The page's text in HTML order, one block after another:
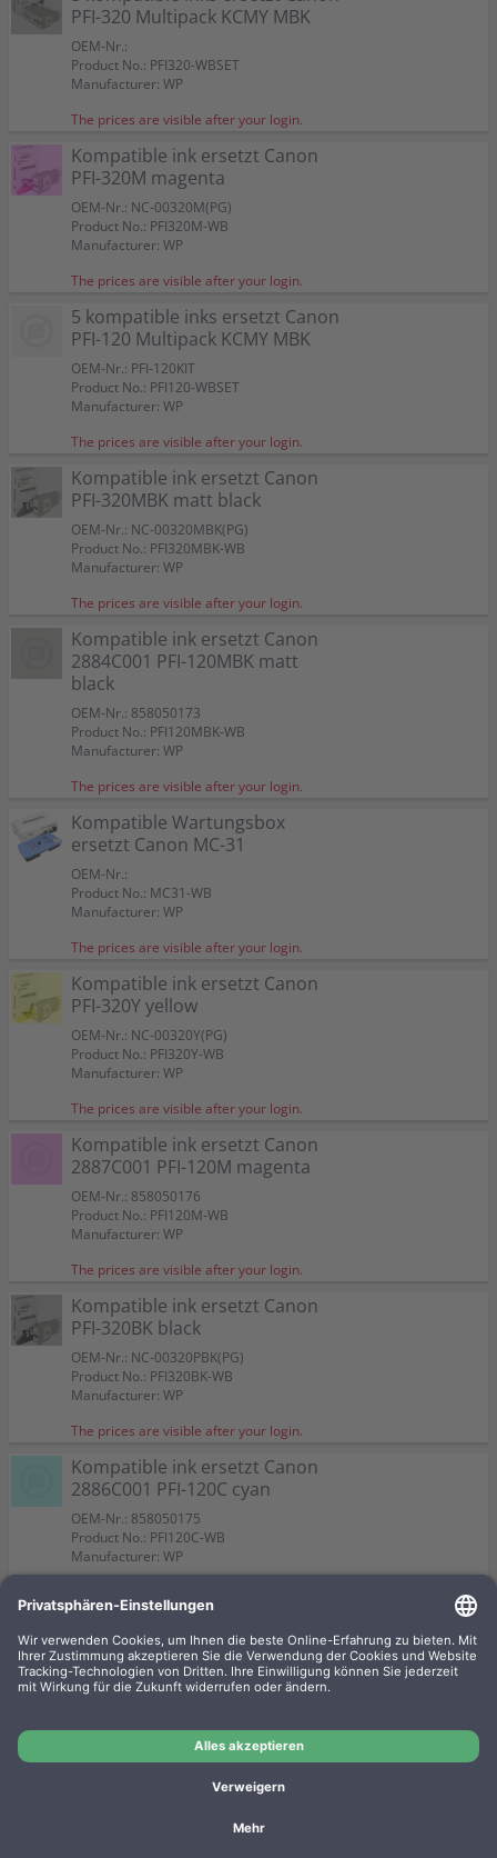
PFI-320 Multipack KCMY MBK
OEM-Nr.:
Product No.: PFI320-WBSET
Manufacturer: WP
The prices are visible after your login.
Kompatible ink ersetzt Canon
PFI-320M magenta
OEM-Nr.: NC-00320M(PG)
Product No.: PFI320M-WB
Manufacturer: WP
The prices are visible after your login.
5 kompatible inks ersetzt Canon
PFI-120 Multipack KCMY MBK
OEM-Nr.: PFI-120KIT
Product No.: PFI120-WBSET
Manufacturer: WP
The prices are visible after your login.
Kompatible ink ersetzt Canon
PFI-320MBK matt black
OEM-Nr.: NC-00320MBK(PG)
Product No.: PFI320MBK-WB
Manufacturer: WP
The prices are visible after your login.
Kompatible ink ersetzt Canon
2884C001 PFI-120MBK matt
black
OEM-Nr.: 858050173
Product No.: PFI120MBK-WB
Manufacturer: WP
The prices are visible after your login.
Kompatible Wartungsbox
ersetzt Canon MC-31
OEM-Nr.:
Product No.: MC31-WB
Manufacturer: WP
The prices are visible after your login.
Kompatible ink ersetzt Canon
PFI-320Y yellow
OEM-Nr.: NC-00320Y(PG)
Product No.: PFI320Y-WB
Manufacturer: WP
The prices are visible after your login.
Kompatible ink ersetzt Canon
2887C001 PFI-120M magenta
OEM-Nr.: 858050176
Product No.: PFI120M-WB
Manufacturer: WP
The prices are visible after your login.
Kompatible ink ersetzt Canon
PFI-320BK black
OEM-Nr.: NC-00320PBK(PG)
Product No.: PFI320BK-WB
Manufacturer: WP
The prices are visible after your login.
Kompatible ink ersetzt Canon
2886C001 PFI-120C cyan
OEM-Nr.: 858050175
Product No.: PFI120C-WB
Manufacturer: WP
2885C001 PFI-120BK black
OEM-Nr.: 858050174
Product No.: PFI120BK-WB
The prices are visible after your login.